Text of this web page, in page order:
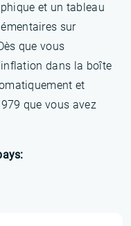
et un tableau
sur
que vous
dans la boîte
et
que vous avez